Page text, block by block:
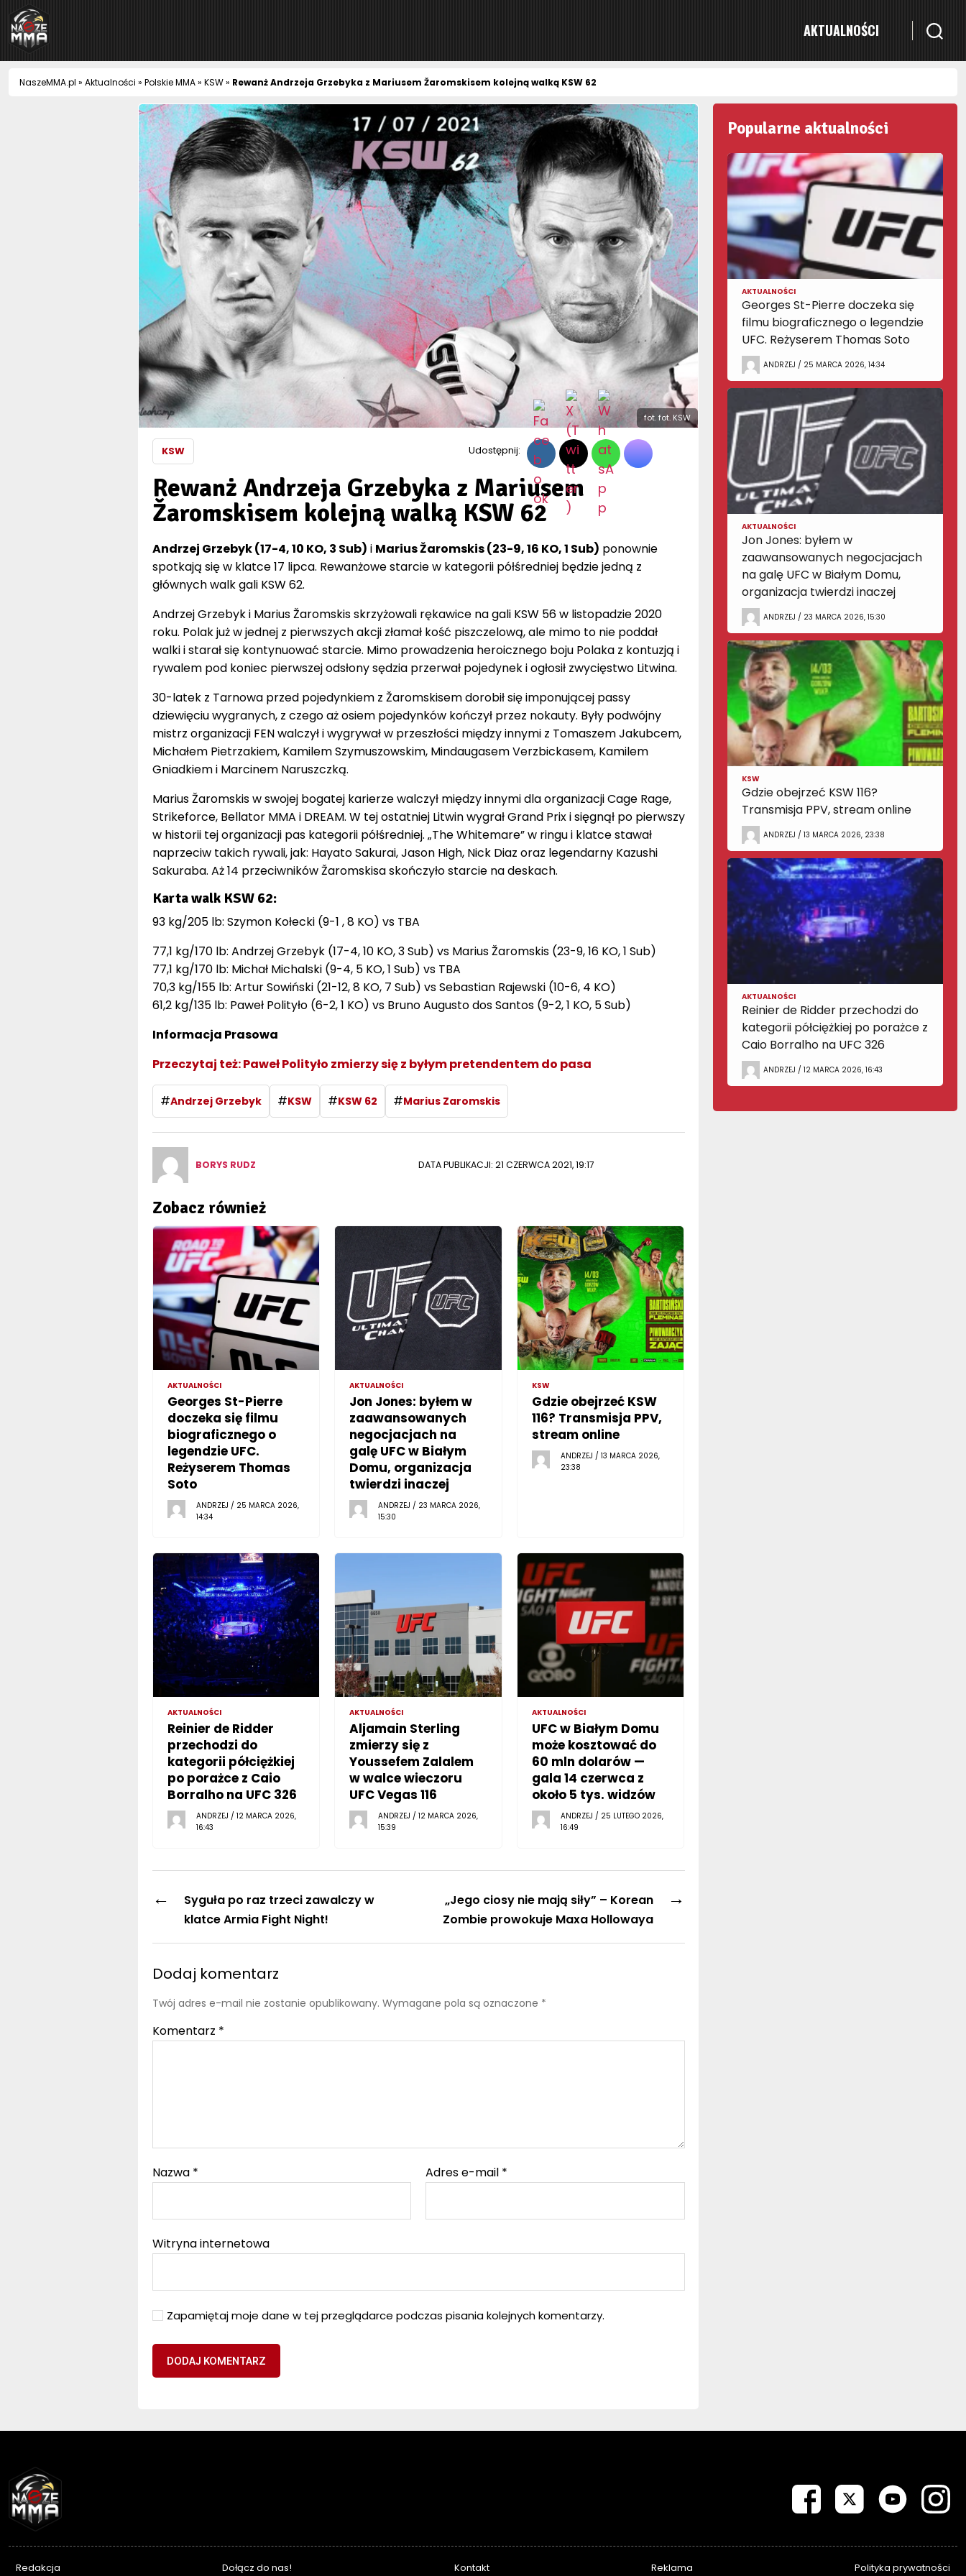
NaszeMMA
AKTUALNOŚCI
NaszeMMA.pl » Aktualności » Polskie MMA» KSW» Rewanż Andrzeja Grzebyka z Mariusem Žaromskisem kolejną walką KSW 62
fot. fot. KSW
KSW Udostępnij:
Rewanż Andrzeja Grzebyka z Mariusem
Žaromskisem kolejną walką KSW 62
Andrzej Grzebyk (17-4, 10 KO, 3 Sub) i Marius Žaromskis (23-9, 16 KO, 1 Sub) ponownie
spotkają się w klatce 17 lipca. Rewanżowe starcie w kategorii półśredniej będzie jedną z
głównych walk gali KSW 62.
Andrzej Grzebyk i Marius Žaromskis skrzyżowali rękawice na gali KSW 56 w listopadzie 2020
roku. Polak już w jednej z pierwszych akcji złamał kość piszczelową, ale mimo to nie poddał
walki i starał się kontynuować starcie. Mimo prowadzenia heroicznego boju Polaka z kontuzją i
rywalem pod koniec pierwszej odsłony sędzia przerwał pojedynek i ogłosił zwycięstwo Litwina.
30-latek z Tarnowa przed pojedynkiem z Žaromskisem dorobił się imponującej passy
dziewięciu wygranych, z czego aż osiem pojedynków kończył przez nokauty. Były podwójny
mistrz organizacji FEN walczył i wygrywał w przeszłości między innymi z Tomaszem Jakubcem,
Michałem Pietrzakiem, Kamilem Szymuszowskim, Mindaugasem Verzbickasem, Kamilem
Gniadkiem i Marcinem Naruszczką.
Marius Žaromskis w swojej bogatej karierze walczył między innymi dla organizacji Cage Rage,
Strikeforce, Bellator MMA i DREAM. W tej ostatniej Litwin wygrał Grand Prix i sięgnął po pierwszy
w historii tej organizacji pas kategorii półśredniej. „The Whitemare” w ringu i klatce stawał
naprzeciw takich rywali, jak: Hayato Sakurai, Jason High, Nick Diaz oraz legendarny Kazushi
Sakuraba. Aż 14 przeciwników Žaromskisa skończyło starcie na deskach.
Karta walk KSW 62:
93 kg/205 lb: Szymon Kołecki (9-1 , 8 KO) vs TBA
77,1 kg/170 lb: Andrzej Grzebyk (17-4, 10 KO, 3 Sub) vs Marius Žaromskis (23-9, 16 KO, 1 Sub)
77,1 kg/170 lb: Michał Michalski (9-4, 5 KO, 1 Sub) vs TBA
70,3 kg/155 lb: Artur Sowiński (21-12, 8 KO, 7 Sub) vs Sebastian Rajewski (10-6, 4 KO)
61,2 kg/135 lb: Paweł Polityło (6-2, 1 KO) vs Bruno Augusto dos Santos (9-2, 1 KO, 5 Sub)
Informacja Prasowa
Przeczytaj też:Paweł Polityło zmierzy się z byłym pretendentem do pasa
#Andrzej Grzebyk #KSW #KSW 62 #Marius Zaromskis
BORYS RUDZ DATA PUBLIKACJI: 21 CZERWCA 2021, 19:17
Zobacz również
AKTUALNOŚCI
Georges St-Pierre
doczeka się filmu
biograficznego o
legendzie UFC.
Reżyserem Thomas
Soto
ANDRZEJ / 25 MARCA 2026,
14:34
AKTUALNOŚCI
Jon Jones: byłem w
zaawansowanych
negocjacjach na
galę UFC w Białym
Domu, organizacja
twierdzi inaczej
ANDRZEJ / 23 MARCA 2026,
15:30
KSW
Gdzie obejrzeć KSW
116? Transmisja PPV,
stream online
ANDRZEJ / 13 MARCA 2026,
23:38
AKTUALNOŚCI
Reinier de Ridder
przechodzi do
kategorii półciężkiej
po porażce z Caio
Borralho na UFC 326
ANDRZEJ / 12 MARCA 2026,
16:43
AKTUALNOŚCI
Aljamain Sterling
zmierzy się z
Youssefem Zalalem
w walce wieczoru
UFC Vegas 116
ANDRZEJ / 12 MARCA 2026,
15:39
AKTUALNOŚCI
UFC w Białym Domu
może kosztować do
60 mln dolarów —
gala 14 czerwca z
około 5 tys. widzów
ANDRZEJ / 25 LUTEGO 2026,
16:49
←
Syguła po raz trzeci zawalczy w
klatce Armia Fight Night!
→
„Jego ciosy nie mają siły” – Korean
Zombie prowokuje Maxa Hollowaya
Dodaj komentarz
Twój adres e-mail nie zostanie opublikowany. Wymagane pola są oznaczone *
Komentarz *
Nazwa * Adres e-mail *
Witryna internetowa
Zapamiętaj moje dane w tej przeglądarce podczas pisania kolejnych komentarzy.
Popularne aktualności
AKTUALNOŚCI
Georges St-Pierre doczeka się
filmu biograficznego o legendzie
UFC. Reżyserem Thomas Soto
ANDRZEJ / 25 MARCA 2026, 14:34
AKTUALNOŚCI
Jon Jones: byłem w
zaawansowanych negocjacjach
na galę UFC w Białym Domu,
organizacja twierdzi inaczej
ANDRZEJ / 23 MARCA 2026, 15:30
KSW
Gdzie obejrzeć KSW 116?
Transmisja PPV, stream online
ANDRZEJ / 13 MARCA 2026, 23:38
AKTUALNOŚCI
Reinier de Ridder przechodzi do
kategorii półciężkiej po porażce z
Caio Borralho na UFC 326
ANDRZEJ / 12 MARCA 2026, 16:43
Redakcja Dołącz do nas! Kontakt Reklama Polityka prywatności